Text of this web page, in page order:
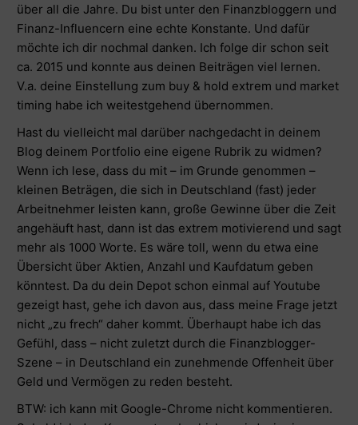
über all die Jahre. Du bist unter den Finanzbloggern und
Finanz-Influencern eine echte Konstante. Und dafür
möchte ich dir nochmal danken. Ich folge dir schon seit
ca. 2015 und konnte aus deinen Beiträgen viel lernen.
V.a. deine Einstellung zum buy & hold extrem und market
timing habe ich weitestgehend übernommen.
Hast du vielleicht mal darüber nachgedacht in deinem
Blog deinem Portfolio eine eigene Rubrik zu widmen?
Wenn ich lese, dass du mit – im Grunde genommen –
kleinen Beträgen, die sich in Deutschland (fast) jeder
Arbeitnehmer leisten kann, große Gewinne über die Zeit
angehäuft hast, dann ist das extrem motivierend und sagt
mehr als 1000 Worte. Es wäre toll, wenn du etwa eine
Übersicht über Aktien, Anzahl und Kaufdatum geben
könntest. Da du dein Depot schon einmal auf Youtube
gezeigt hast, gehe ich davon aus, dass meine Frage jetzt
nicht „zu frech“ daher kommt. Überhaupt habe ich das
Gefühl, dass – nicht zuletzt durch die Finanzblogger-
Szene – in Deutschland ein zunehmende Offenheit über
Geld und Vermögen zu reden besteht.
BTW: ich kann mit Google-Chrome nicht kommentieren.